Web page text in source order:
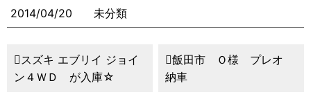
2014/04/20 未分類
スズキ エブリイ ジョイ
ン４ＷＤ が入庫☆
飯田市 Ｏ様 プレオ
納車